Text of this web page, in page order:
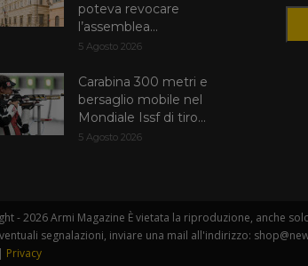
poteva revocare
l’assemblea...
5 Agosto 2026
Carabina 300 metri e
bersaglio mobile nel
Mondiale Issf di tiro...
5 Agosto 2026
- 2026 Armi Magazine È vietata la riproduzione, anche
segnalazioni, inviare una mail all'indirizzo:
| Privacy